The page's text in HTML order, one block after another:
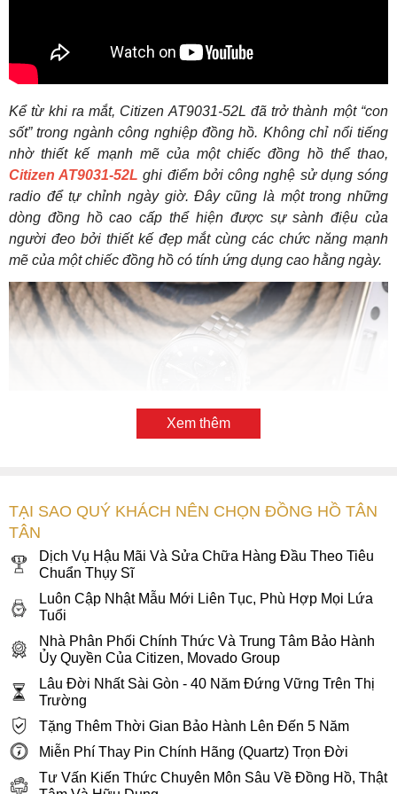
Kể từ khi ra mắt, Citizen AT9031-52L đã trở thành một “con
sốt” trong ngành công nghiệp đồng hồ. Không chỉ nổi tiếng
nhờ thiết kế mạnh mẽ của một chiếc đồng hồ thể thao,
Citizen AT9031-52L ghi điểm bởi công nghệ sử dụng sóng
radio để tự chỉnh ngày giờ. Đây cũng là một trong những
dòng đồng hồ cao cấp thể hiện được sự sành điệu của
người đeo bởi thiết kế đẹp mắt cùng các chức năng mạnh
mẽ của một chiếc đồng hồ có tính ứng dụng cao hằng ngày.
Tổng thể thiết kế thể thao năng động nam tính của đồng hồ
1. Sức hút đến từ thiết kế thể thao đặc trưng của phái
mạnh
phong cách thể thao, năng động thì Citizen AT9031-52L là
một sự lựa chọn hoàn hảo. Bộ vỏ của Citizen AT9031-52L
tạo ấn tượng rất mạnh ngay từ cái nhìn đầu tiên với tổng thể
trắng bạc - xanh dương cuốn hút, mặt kính sapphire trong
suốt không thể phớt lờ. Với vẻ ngoài không chỉ thể hiện sự
mạnh mẽ mà còn tăng thêm vẻ năng động, trẻ trung cho tổng
thể.
Xem thêm
TẠI SAO QUÝ KHÁCH NÊN CHỌN ĐỒNG HỒ TÂN
TÂN
Dịch Vụ Hậu Mãi Và Sửa Chữa Hàng Đầu Theo Tiêu
Chuẩn Thụy Sĩ
Luôn Cập Nhật Mẫu Mới Liên Tục, Phù Hợp Mọi Lứa
Tuổi
Nhà Phân Phối Chính Thức Và Trung Tâm Bảo Hành
Ủy Quyền Của Citizen, Movado Group
Lâu Đời Nhất Sài Gòn - 40 Năm Đứng Vững Trên Thị
Trường
Tặng Thêm Thời Gian Bảo Hành Lên Đến 5 Năm
Miễn Phí Thay Pin Chính Hãng (Quartz) Trọn Đời
Tư Vấn Kiến Thức Chuyên Môn Sâu Về Đồng Hồ, Thật